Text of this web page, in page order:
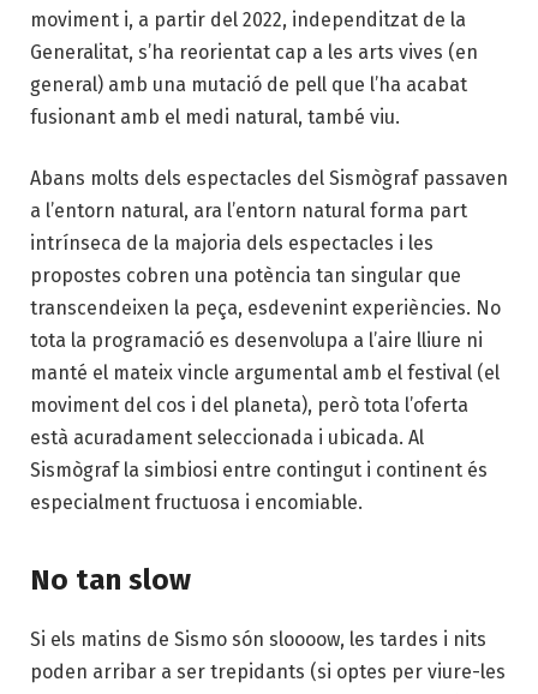
moviment i, a partir del 2022, independitzat de la
Generalitat, s’ha reorientat cap a les arts vives (en
general) amb una mutació de pell que l’ha acabat
fusionant amb el medi natural, també viu.
Abans molts dels espectacles del Sismògraf passaven
a l’entorn natural, ara l’entorn natural forma part
intrínseca de la majoria dels espectacles i les
propostes cobren una potència tan singular que
transcendeixen la peça, esdevenint experiències. No
tota la programació es desenvolupa a l’aire lliure ni
manté el mateix vincle argumental amb el festival (el
moviment del cos i del planeta), però tota l’oferta
està acuradament seleccionada i ubicada. Al
Sismògraf la simbiosi entre contingut i continent és
especialment fructuosa i encomiable.
No tan slow
Si els matins de Sismo són sloooow, les tardes i nits
poden arribar a ser trepidants (si optes per viure-les